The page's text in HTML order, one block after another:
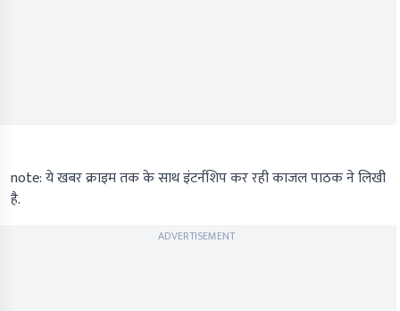
note: ये खबर क्राइम तक के साथ इंटर्नशिप कर रही काजल पाठक ने लिखी
है.
ADVERTISEMENT